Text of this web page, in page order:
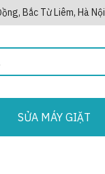
Bắc Từ Liêm, Hà Nội
SỬA MÁY GIẶT